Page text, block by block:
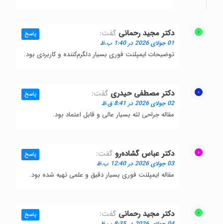
دکتر مجید رحمانی گفت:
01 جولای 2026 در 1:40 ب.ظ
توضیحات ایمپلنت فوری بسیار دلگرم‌کننده و کاربردی بود.
پاسخ
دکتر مصطفی حیدری گفت:
02 جولای 2026 در 8:41 ق.ظ
مقاله جراحی لثه بسیار عالی و قابل اعتماد بود.
پاسخ
دکتر عباس گشاده‌رو گفت:
03 جولای 2026 در 12:40 ب.ظ
مقاله ایمپلنت فوری بسیار دقیق و علمی تهیه شده بود.
پاسخ
دکتر مجید رحمانی گفت: پاسخ